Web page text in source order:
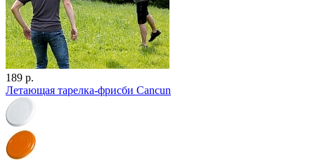
189 р.
Летающая тарелка-фрисби Cancun